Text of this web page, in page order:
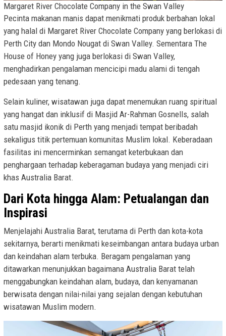
Margaret River Chocolate Company in the Swan Valley
Pecinta makanan manis dapat menikmati produk berbahan lokal
yang halal di Margaret River Chocolate Company yang berlokasi di
Perth City dan Mondo Nougat di Swan Valley. Sementara The
House of Honey yang juga berlokasi di Swan Valley,
menghadirkan pengalaman mencicipi madu alami di tengah
pedesaan yang tenang.
Selain kuliner, wisatawan juga dapat menemukan ruang spiritual
yang hangat dan inklusif di Masjid Ar-Rahman Gosnells, salah
satu masjid ikonik di Perth yang menjadi tempat beribadah
sekaligus titik pertemuan komunitas Muslim lokal. Keberadaan
fasilitas ini mencerminkan semangat keterbukaan dan
penghargaan terhadap keberagaman budaya yang menjadi ciri
khas Australia Barat.
Dari Kota hingga Alam: Petualangan dan
Inspirasi
Menjelajahi Australia Barat, terutama di Perth dan kota-kota
sekitarnya, berarti menikmati keseimbangan antara budaya urban
dan keindahan alam terbuka. Beragam pengalaman yang
ditawarkan menunjukkan bagaimana Australia Barat telah
menggabungkan keindahan alam, budaya, dan kenyamanan
berwisata dengan nilai-nilai yang sejalan dengan kebutuhan
wisatawan Muslim modern.